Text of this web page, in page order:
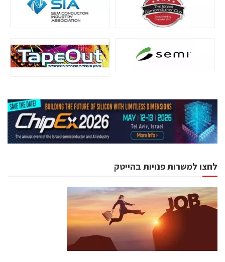
לחצו למשרות פנויות בהייטק